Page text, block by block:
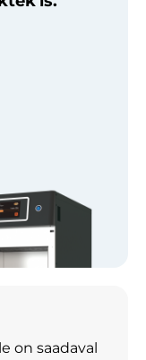
on saadaval